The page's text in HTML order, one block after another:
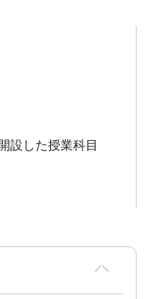
設した授業科目